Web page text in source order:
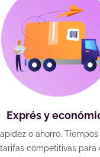
Exprés y
o ahorro.
competitivas para